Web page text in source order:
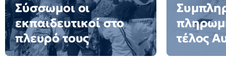
Σύσσωμοι οι
εκπαιδευτικοί στο
πλευρό τους
τέλος